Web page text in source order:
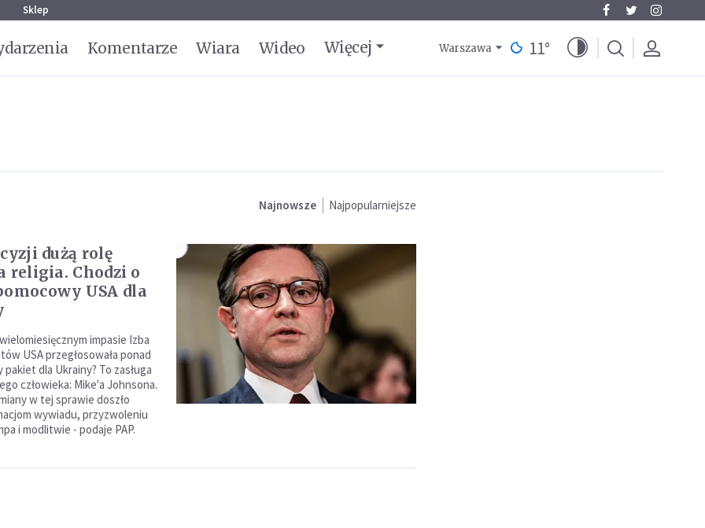
Sklep
Komentarze Wiara Wideo Więcej Warszawa 11°
Najnowsze Najpopularniejsze
dużą rolę
religia. Chodzi o
USA dla
impasie Izba
USA przegłosowała ponad
pakiet dla Ukrainy? To zasługa
człowieka: Mike'a Johnsona.
w tej sprawie doszło
wywiadu, przyzwoleniu
i modlitwie - podaje PAP.